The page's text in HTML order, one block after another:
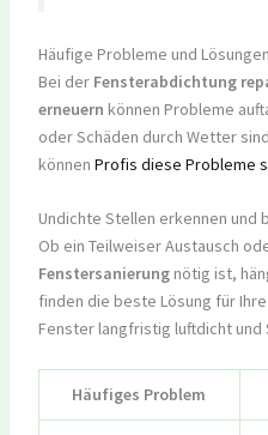
Häufige Probleme und Lösungen
Bei der Fensterabdichtung
erneuern können Probleme
oder Schäden durch Wetter
können Profis diese Probleme
Undichte Stellen erkennen und
Ob ein Teilweiser Austausch
Fenstersanierungnötig ist,
finden die beste Lösung für
Fenster langfristig luftdicht und
Häufiges Problem